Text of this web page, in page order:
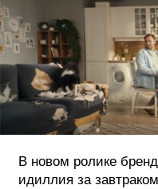
В новом ролике
идиллия за